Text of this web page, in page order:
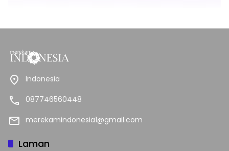
Indonesia
087746560448
merekamindonesia1@gmail.com
Laman